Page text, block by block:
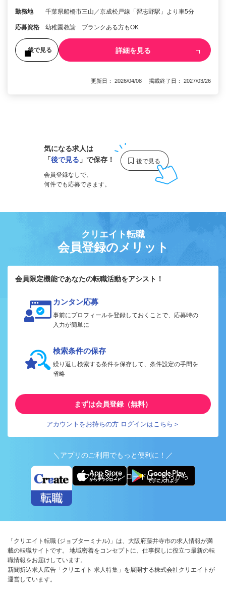
勤務地 千葉県船橋市三山／京成松戸線「習志野駅」より車5分
応募資格 幼稚園教諭 ブランクある方もOK
後で見る 詳細を見る
更新日： 2026/04/08 掲載終了日： 2027/03/26
気になる求人は
「後で見る 」で保存！
会員登録なしで、
何件でも応募できます。
クリエイト転職
会員登録のメリット
会員限定機能であなたの転職活動をアシスト！
カンタン応募
事前にプロフィールを登録しておくことで、応募時の
入力が簡単に
検索条件の保存
繰り返し検索する条件を保存して、条件設定の手間を
省略
まずは会員登録（無料）
アカウントをお持ちの方 ログインはこちら＞
＼アプリのご利用でもっと便利に！／
アプリ版ダウンロードはこちらから
「クリエイト転職 (ジョブターミナル)」は、大阪府藤井寺市の求人情報が満
載の転職サイトです。 地域密着をコンセプトに、仕事探しに役立つ最新の転
職情報をお届けしています。
新聞折込求人広告「クリエイト 求人特集」を展開する株式会社クリエイトが
運営しています。